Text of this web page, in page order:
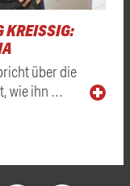
Z
über die
wie ihn …